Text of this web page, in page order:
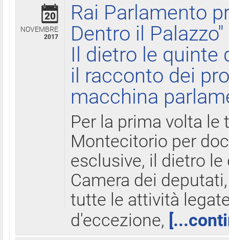
20
NOVEMBRE
2017
Rai Parlamento
Dentro il Palazzo"
Il dietro le quinte
il racconto dei
macchina
Per la prima volta le
Montecitorio per
esclusive, il dietro
Camera dei
tutte le attività
d'eccezione,